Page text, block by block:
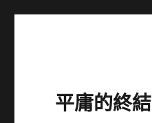
平庸的終結